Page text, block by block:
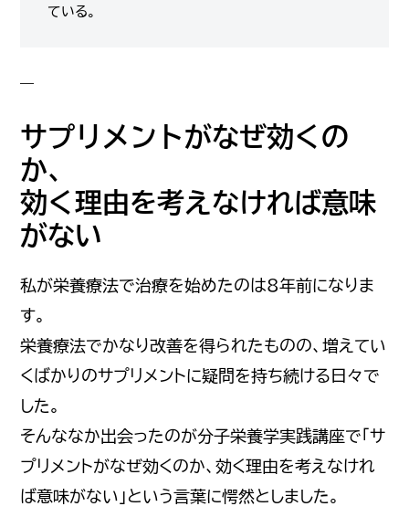
ている。
サプリメントがなぜ効くの
か、
効く理由を考えなければ意味
がない
私が栄養療法で治療を始めたのは8年前になりま
す。
栄養療法でかなり改善を得られたものの、増えてい
くばかりのサプリメントに疑問を持ち続ける日々で
した。
そんななか出会ったのが分子栄養学実践講座で「サ
プリメントがなぜ効くのか、効く理由を考えなけれ
ば意味がない」という言葉に愕然としました。